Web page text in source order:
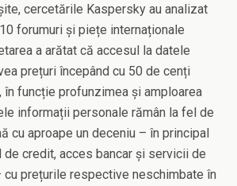
cercetările Kaspersky au analizat
forumuri și piețe internaționale
a arătat că accesul la datele
prețuri începând cu 50 de cenți
în funcție profunzimea și amploarea
informații personale rămân la fel de
cu aproape un deceniu – în principal
credit, acces bancar și servicii de
prețurile respective neschimbate în